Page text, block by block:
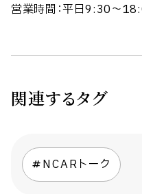
営業時間：平日9:30〜
関連するタグ
NCARトーク